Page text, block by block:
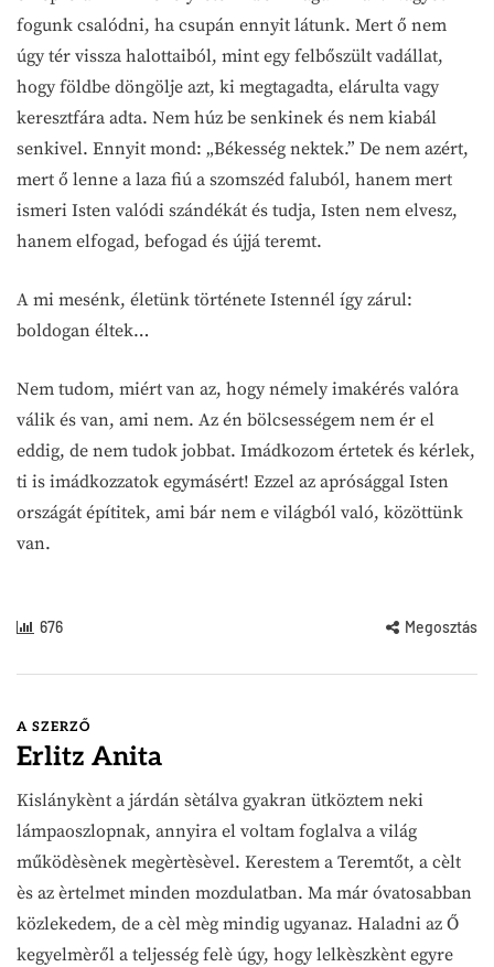
fogunk csalódni, ha csupán ennyit látunk. Mert ő nem
úgy tér vissza halottaiból, mint egy felbőszült vadállat,
hogy földbe döngölje azt, ki megtagadta, elárulta vagy
keresztfára adta. Nem húz be senkinek és nem kiabál
senkivel. Ennyit mond: „Békesség nektek.” De nem azért,
mert ő lenne a laza fiú a szomszéd faluból, hanem mert
ismeri Isten valódi szándékát és tudja, Isten nem elvesz,
hanem elfogad, befogad és újjá teremt.
A mi mesénk, életünk története Istennél így zárul:
boldogan éltek…
Nem tudom, miért van az, hogy némely imakérés valóra
válik és van, ami nem. Az én bölcsességem nem ér el
eddig, de nem tudok jobbat. Imádkozom értetek és kérlek,
ti is imádkozzatok egymásért! Ezzel az aprósággal Isten
országát építitek, ami bár nem e világból való, közöttünk
van.
676 Megosztás
A SZERZŐ
Erlitz Anita
Kislánykènt a járdán sètálva gyakran ütköztem neki
lámpaoszlopnak, annyira el voltam foglalva a világ
működèsènek megèrtèsèvel. Kerestem a Teremtőt, a cèlt
ès az èrtelmet minden mozdulatban. Ma már óvatosabban
közlekedem, de a cèl mèg mindig ugyanaz. Haladni az Ő
kegyelmèről a teljesség felè úgy, hogy lelkèszkènt egyre